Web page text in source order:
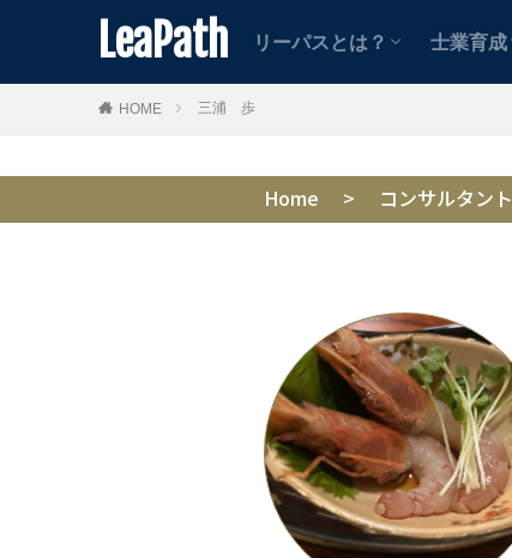
LeaPath リーパスとは？ 士業育成
HOME 三浦 歩
Home > コンサルタン